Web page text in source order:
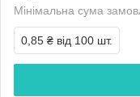
Мінімальна сума
0,85 ₴ від 100 шт.